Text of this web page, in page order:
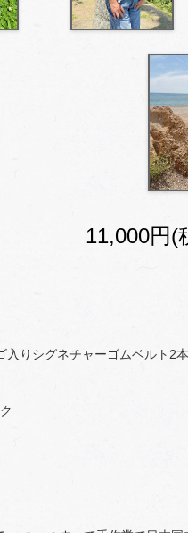
11,000円(
りシグネチャーゴムベルト2本